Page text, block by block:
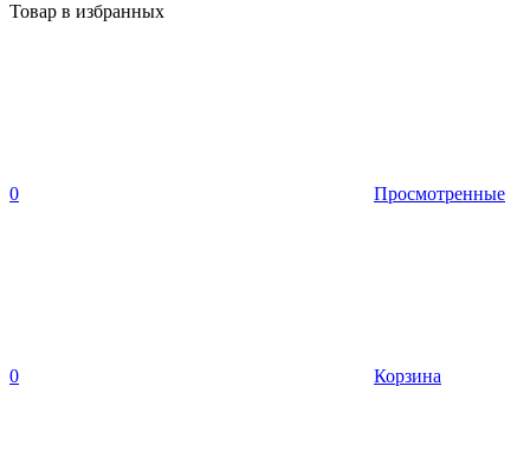
Товар в избранных
0 Просмотренные
0 Корзина